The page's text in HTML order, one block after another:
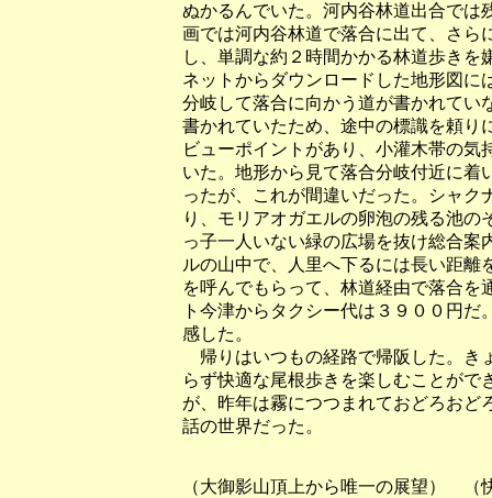
ぬかるんでいた。河内谷林道出合では
画では河内谷林道で落合に出て、さら
し、単調な約２時間かかる林道歩き
ネットからダウンロードした地形図に
分岐して落合に向かう道が書かれてい
書かれていたため、途中の標識を頼り
ビューポイントがあり、小灌木帯の
いた。地形から見て落合分岐付近に着
ったが、これが間違いだった。シャ
り、モリアオガエルの卵泡の残る池
っ子一人いない緑の広場を抜け総合
ルの山中で、人里へ下るには長い距
を呼んでもらって、林道経由で落合
ト今津からタクシー代は３９００円
感した。
帰りはいつもの経路で帰阪した。き
らず快適な尾根歩きを楽しむことが
が、昨年は霧につつまれておどろおど
話の世界だった。
（大御影山頂上から唯一の展望